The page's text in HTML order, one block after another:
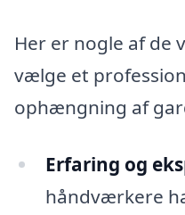
Her er nogle af de
vælge et
ophængning af
Erfaring og
håndværkere